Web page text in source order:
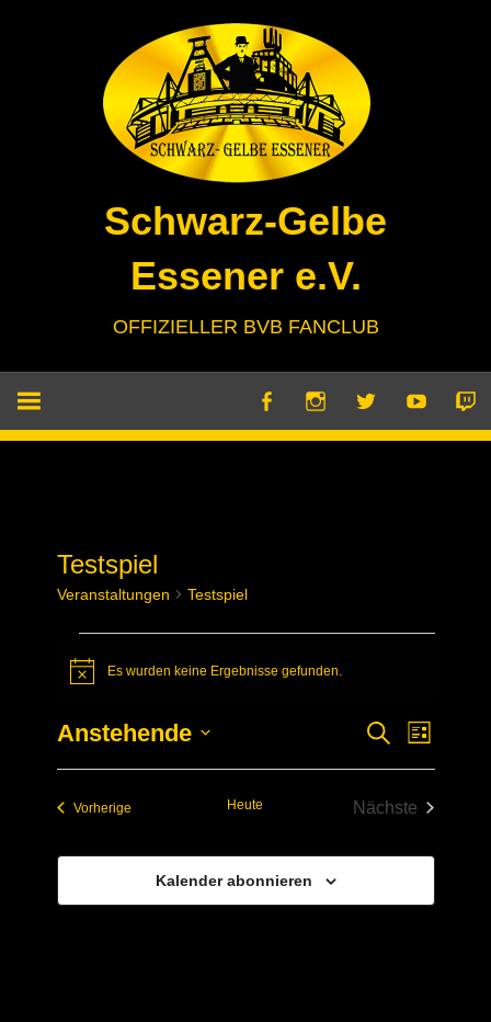
Schwarz-Gelbe
Essener e.V.
OFFIZIELLER BVB FANCLUB
Testspiel
Veranstaltungen Testspiel
Veranstaltungen
HinweisEs wurden keine Ergebnisse gefunden.
Suche
und
Suche
Liste
Anstehende
Datum
VorherigeVeranstaltungen Heute
Nächste
Kalender abonnieren